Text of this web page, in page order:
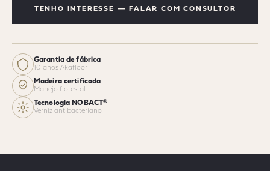
TENHO INTERESSE — FALAR COM CONSULTOR
Garantia de fábrica
10 anos Akafloor
Madeira certificada
Manejo florestal
Tecnologia NOBACT®
Verniz antibacteriano